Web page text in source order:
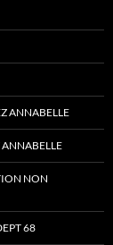
ANNABELLE
ANNABELLE
NON
68